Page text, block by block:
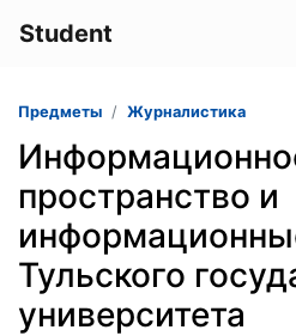
Student
Предметы Журналистика
пространство и
Тульского
университета